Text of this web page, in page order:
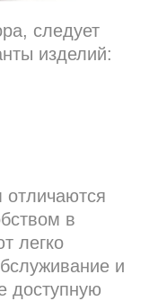
следует
изделий:
в
легко
и
доступную